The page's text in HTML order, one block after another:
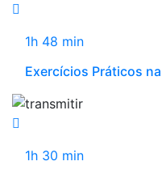
1h 48 min
Exercícios Práticos
1h 30 min